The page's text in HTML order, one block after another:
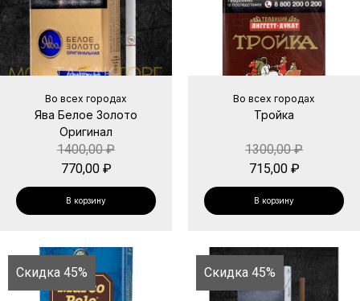
Во всех городах
Ява Белое Золото
Оригинал
1400,00₽
770,00 ₽
В корзину
Во всех городах
Тройка
1300,00₽
715,00 ₽
В корзину
Скидка 45% Скидка 45%